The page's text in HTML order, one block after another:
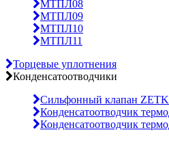
МТПЛ08
МТПЛ09
МТПЛ10
МТПЛ11
Торцевые уплотнения
Конденсатоотводчики
Сильфонный клапан
Конденсатоотводчик
Конденсатоотводчик